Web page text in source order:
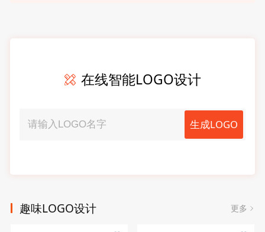
在线智能LOGO设计
生成LOGO
趣味LOGO设计 更多